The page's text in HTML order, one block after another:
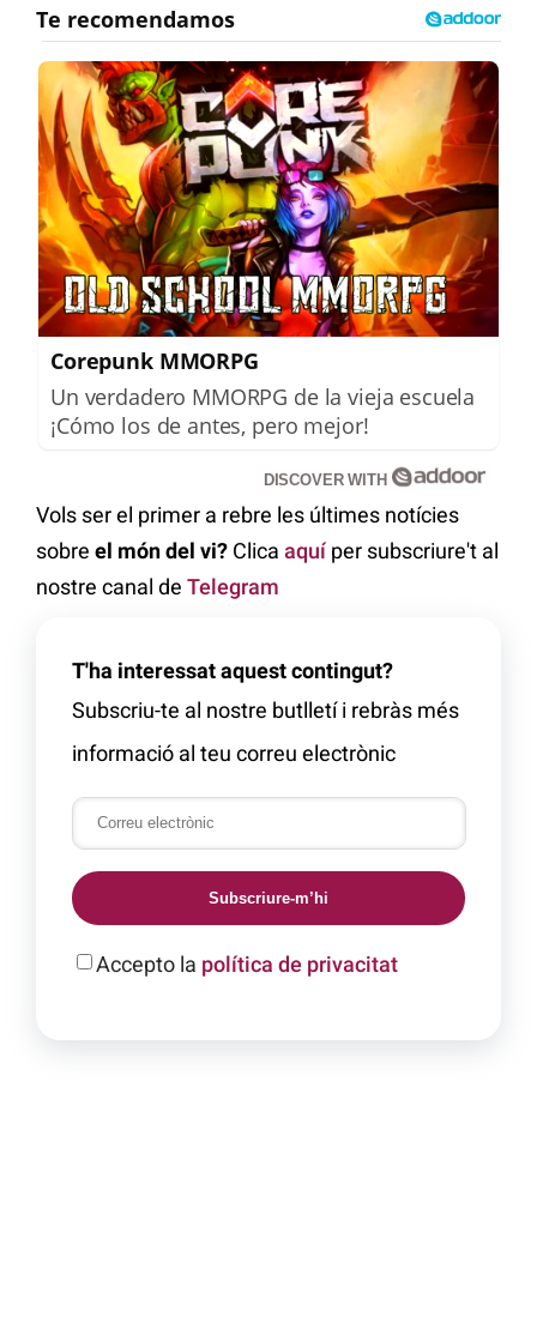
Corepunk MMORPG
Un verdadero MMORPG de la vieja escuela
¡Cómo los de antes, pero mejor!
DISCOVER WITH
Vols ser el primer a rebre les últimes notícies
sobre el món del vi? Clica aquíper subscriure't al
nostre canal de Telegram
T'ha interessat aquest contingut?
Subscriu-te al nostre butlletí i rebràs més
informació al teu correu electrònic
Subscriure-m’hi
Accepto la política de privacitat